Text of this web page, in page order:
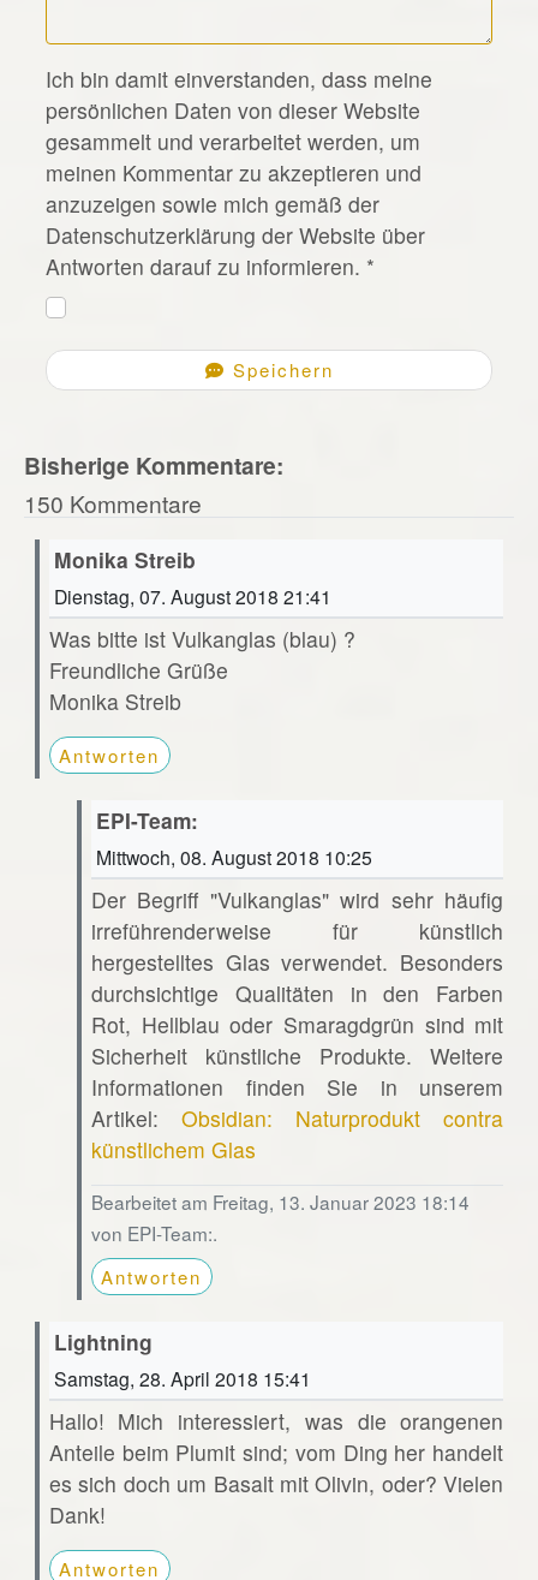
*
Ich bin damit einverstanden, dass meine
persönlichen Daten von dieser Website
gesammelt und verarbeitet werden, um
meinen Kommentar zu akzeptieren und
anzuzeigen sowie mich gemäß der
Datenschutzerklärung der Website über
Antworten darauf zu informieren. *
Speichern
Bisherige Kommentare:
150 Kommentare
Monika Streib
Dienstag, 07. August 2018 21:41
Was bitte ist Vulkanglas (blau) ?
Freundliche Grüße
Monika Streib
Antworten
EPI-Team:
Mittwoch, 08. August 2018 10:25
Der Begriff "Vulkanglas" wird sehr häufig
irreführenderweise für künstlich
hergestelltes Glas verwendet. Besonders
durchsichtige Qualitäten in den Farben
Rot, Hellblau oder Smaragdgrün sind mit
Sicherheit künstliche Produkte. Weitere
Informationen finden Sie in unserem
Artikel:Obsidian: Naturprodukt contra
künstlichem Glas
Bearbeitet am Freitag, 13. Januar 2023 18:14
von EPI-Team:.
Antworten
Lightning
Samstag, 28. April 2018 15:41
Hallo! Mich interessiert, was die orangenen
Anteile beim Plumit sind; vom Ding her handelt
es sich doch um Basalt mit Olivin, oder? Vielen
Dank!
Antworten